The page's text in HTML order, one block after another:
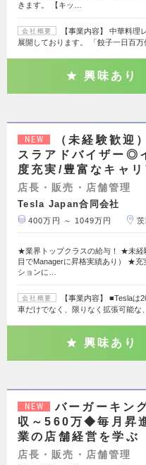
きます。 【キッ…
会社概要
【事業内容】 中華料理
展開しております。 「餃子一日百
興味あり
NEW
（未経験歓迎
スラアドバイザー◎
度充実/豊富なキャリ
店長・販売・店舗管理
Tesla Japan合同会社
400万円 ～ 1049万円
★業界トップクラスの給与！ ★未経
目でManagerに昇格実績あり） ★充
ションに…
会社概要
【事業内容】 ■Tesla
車だけでなく、限りなく拡張可能
興味あり
NEW
バーガーキン
収～560万◆毎月昇
業の店舗経営を学ぶ
店長・販売・店舗管理